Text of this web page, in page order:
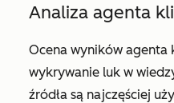
Analiza agenta
Ocena wyników agenta
wykrywanie luk w
źródła są najczęściej